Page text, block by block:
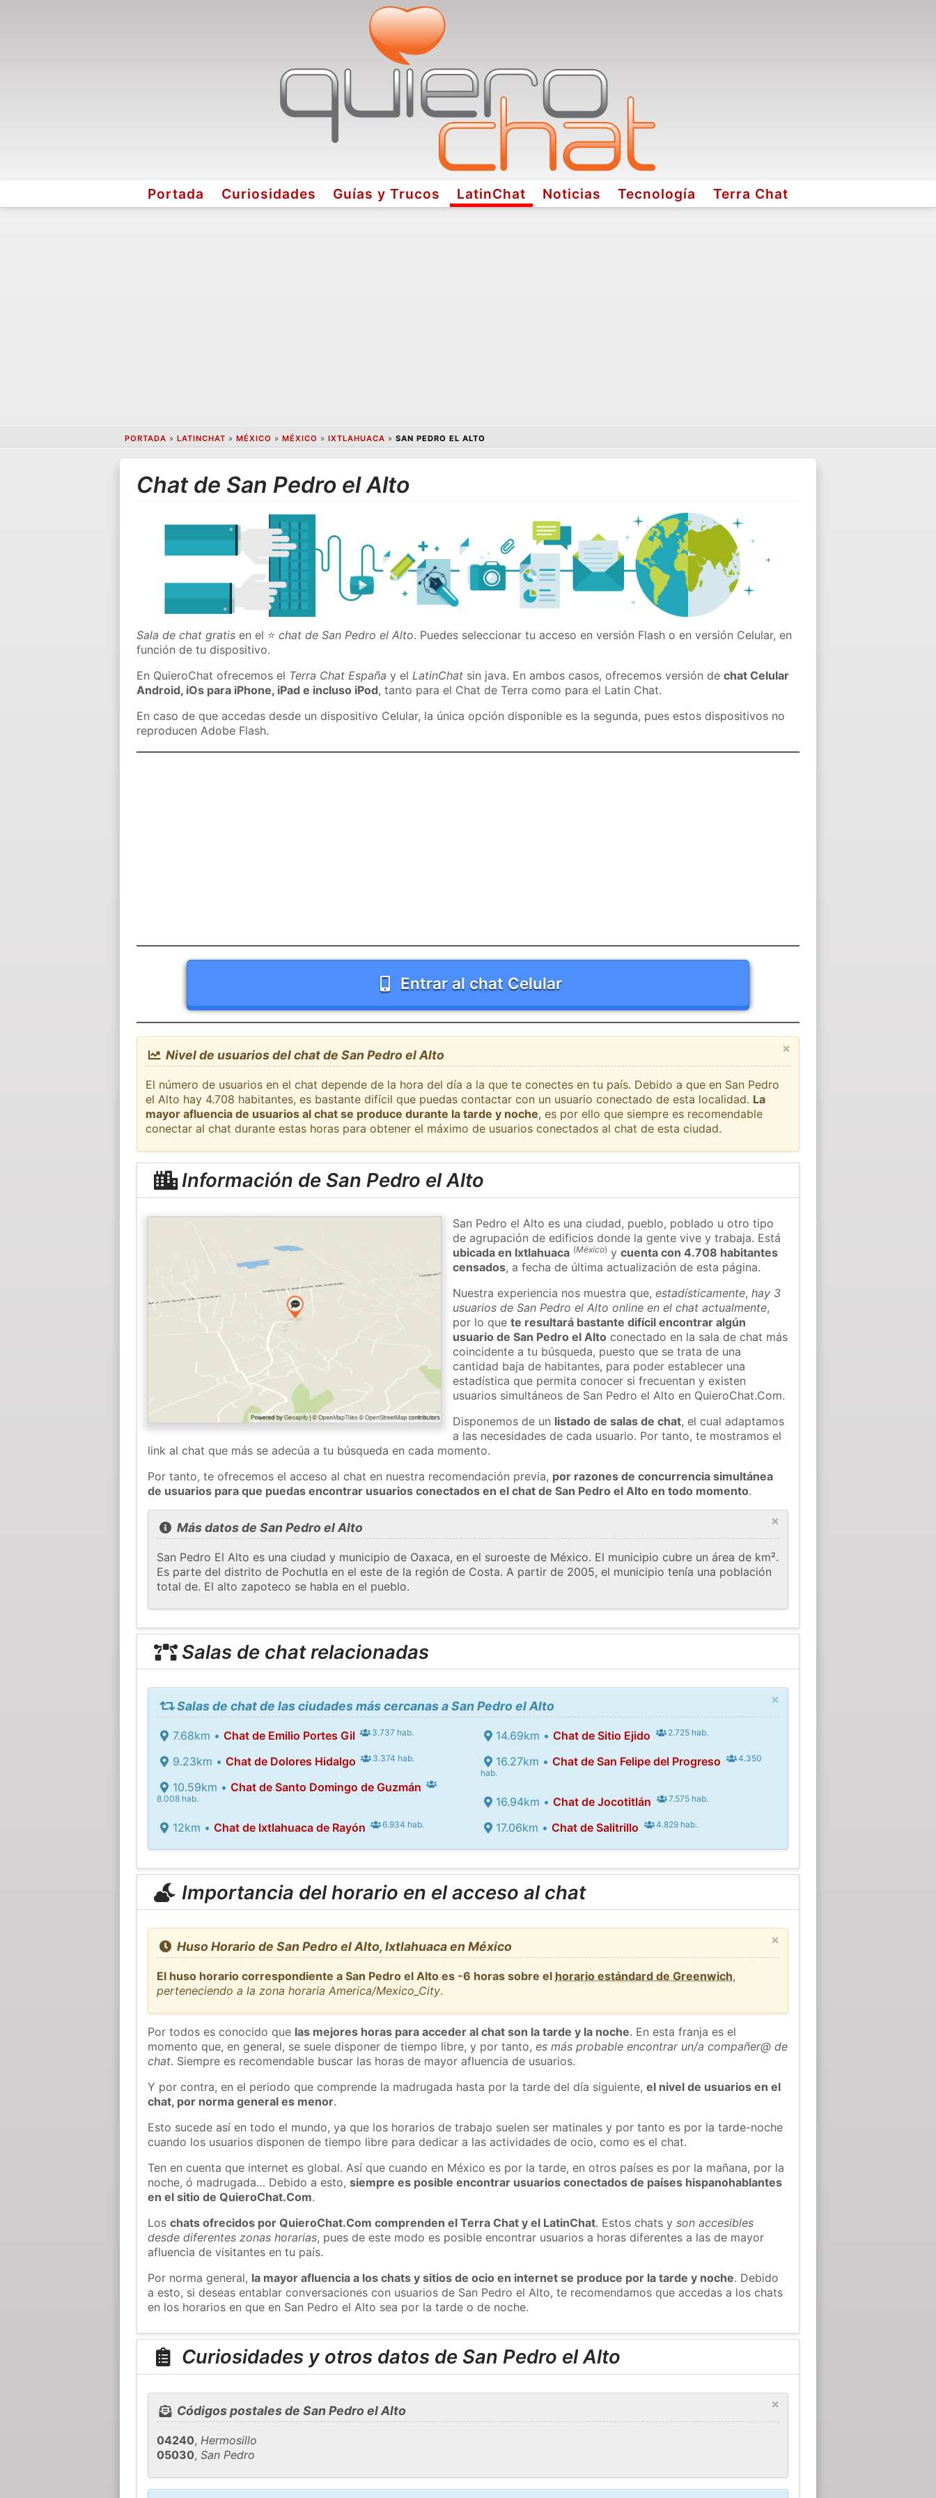
Portada Curiosidades Guías y Trucos LatinChat Noticias Tecnología Terra Chat
PORTADA » LATINCHAT » MÉXICO » MÉXICO » IXTLAHUACA » SAN PEDRO EL ALTO
Chat de San Pedro el Alto
Sala de chat gratis en el ⭐chat de San Pedro el Alto. Puedes seleccionar tu acceso en versión Flash o en versión Celular, en
función de tu dispositivo.
En QuieroChat ofrecemos el Terra Chat España y elLatinChat sin java. En ambos casos, ofrecemos versión dechat Celular
Android, iOs para iPhone, iPad e incluso iPod, tanto para el Chat de Terra como para el Latin Chat.
En caso de que accedas desde un dispositivo Celular, la única opción disponible es la segunda, pues estos dispositivos no
reproducen Adobe Flash.
Entrar al chat Celular
×
Nivel de usuarios del chat de San Pedro el Alto
El número de usuarios en el chat depende de la hora del día a la que te conectes en tu país. Debido a que en San Pedro
el Alto hay 4.708 habitantes, es bastante difícil que puedas contactar con un usuario conectado de esta localidad. La
mayor afluencia de usuarios al chat se produce durante la tarde y noche, es por ello que siempre es recomendable
conectar al chat durante estas horas para obtener el máximo de usuarios conectados al chat de esta ciudad.
Información de San Pedro el Alto
San Pedro el Alto es una ciudad, pueblo, poblado u otro tipo
de agrupación de edificios donde la gente vive y trabaja. Está
ubicada en Ixtlahuaca (México) ycuenta con 4.708 habitantes
censados, a fecha de última actualización de esta página.
Nuestra experiencia nos muestra que,estadísticamente,hay 3
usuarios de San Pedro el Alto online en el chat actualmente,
por lo quete resultará bastante difícil encontrar algún
usuario de San Pedro el Alto conectado en la sala de chat más
coincidente a tu búsqueda, puesto que se trata de una
cantidad baja de habitantes, para poder establecer una
estadística que permita conocer si frecuentan y existen
usuarios simultáneos de San Pedro el Alto en QuieroChat.Com.
Disponemos de un listado de salas de chat, el cual adaptamos
a las necesidades de cada usuario. Por tanto, te mostramos el
link al chat que más se adecúa a tu búsqueda en cada momento.
Por tanto, te ofrecemos el acceso al chat en nuestra recomendación previa, por razones de concurrencia simultánea
de usuarios para que puedas encontrar usuarios conectados en el chat de San Pedro el Alto en todo momento.
×
Más datos de San Pedro el Alto
San Pedro El Alto es una ciudad y municipio de Oaxaca, en el suroeste de México. El municipio cubre un área de km².
Es parte del distrito de Pochutla en el este de la región de Costa. A partir de 2005, el municipio tenía una población
total de. El alto zapoteco se habla en el pueblo.
Salas de chat relacionadas
×
Salas de chat de las ciudades más cercanas a San Pedro el Alto
7.68km • Chat de Emilio Portes Gil 3.737 hab.
9.23km • Chat de Dolores Hidalgo 3.374 hab.
10.59km • Chat de Santo Domingo de Guzmán
8.008 hab.
12km • Chat de Ixtlahuaca de Rayón 6.934 hab.
14.69km •Chat de Sitio Ejido 2.725 hab.
16.27km •Chat de San Felipe del Progreso
4.350
hab.
16.94km •Chat de Jocotitlán 7.575 hab.
17.06km •Chat de Salitrillo 4.829 hab.
Importancia del horario en el acceso al chat
×
Huso Horario de San Pedro el Alto, Ixtlahuaca en México
El huso horario correspondiente a San Pedro el Alto es -6 horas sobre el horario estándard de Greenwich,
perteneciendo a la zona horaria America/Mexico_City.
Por todos es conocido que las mejores horas para acceder al chat son la tarde y la noche. En esta franja es el
momento que, en general, se suele disponer de tiempo libre, y por tanto,es más probable encontrar un/a compañer@ de
chat. Siempre es recomendable buscar las horas de mayor afluencia de usuarios.
Y por contra, en el periodo que comprende la madrugada hasta por la tarde del día siguiente,el nivel de usuarios en el
chat, por norma general es menor.
Esto sucede así en todo el mundo, ya que los horarios de trabajo suelen ser matinales y por tanto es por la tarde-noche
cuando los usuarios disponen de tiempo libre para dedicar a las actividades de ocio, como es el chat.
Ten en cuenta que internet es global. Así que cuando en México es por la tarde, en otros países es por la mañana, por la
noche, ó madrugada… Debido a esto,siempre es posible encontrar usuarios conectados de países hispanohablantes
en el sitio de QuieroChat.Com.
Loschats ofrecidos por QuieroChat.Com comprenden el Terra Chat y el LatinChat. Estos chats yson accesibles
desde diferentes zonas horarias, pues de este modo es posible encontrar usuarios a horas diferentes a las de mayor
afluencia de visitantes en tu país.
Por norma general, la mayor afluencia a los chats y sitios de ocio en internet se produce por la tarde y noche. Debido
a esto, si deseas entablar conversaciones con usuarios de San Pedro el Alto, te recomendamos que accedas a los chats
en los horarios en que en San Pedro el Alto sea por la tarde o de noche.
Curiosidades y otros datos de San Pedro el Alto
×
Códigos postales de San Pedro el Alto
04240,Hermosillo
05030,San Pedro